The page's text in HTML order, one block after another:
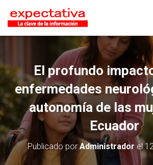
El profundo
enfermedades
autonomía de las
Ecuador
Publicado porAdministrador el